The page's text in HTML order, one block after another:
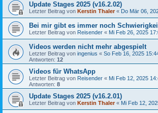
Update Stages 2025 (v16.2.02)
Letzter Beitrag von Kerstin Thaler« Do Mär 06,
Bei mir gibt es immer noch
Letzter Beitrag von Reisender « Mi Feb 26, 2025
Videos werden nicht mehr abgespielt
Letzter Beitrag von ingenius « So Feb 16, 2025
Antworten: 12
Videos für WhatsApp
Letzter Beitrag von Reisender « Mi Feb 12, 2025
Antworten: 8
Update Stages 2025 (v16.2.01)
Letzter Beitrag von Kerstin Thaler« Mi Feb 12,